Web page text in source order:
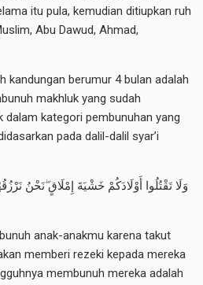
itu pula, kemudian ditiupkan ruh
Abu Dawud, Ahmad,
kandungan berumur 4 bulan adalah
makhluk yang sudah
dalam kategori pembunuhan yang
pada dalil-dalil syar’i
وَلَا تَقْتُلُوا أَوْلَادَكُمْ خَشْيَةَ إِمْلَاقٍ ۖنَحْنُ
anak-anakmu karena takut
memberi rezeki kepada mereka
membunuh mereka adalah